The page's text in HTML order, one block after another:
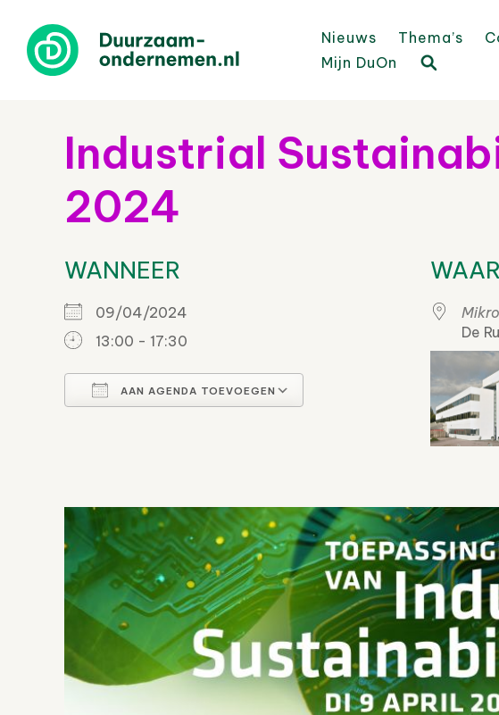
Nieuws Thema’s
Mijn DuOn
Industrial
2024
WANNEER
09/04/2024
13:00 - 17:30
AAN AGENDA TOEVOEGEN
Google Calendar
WAAR
De